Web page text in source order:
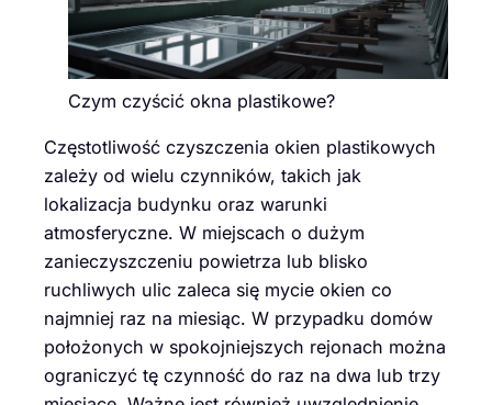
Czym czyścić okna plastikowe?
Częstotliwość czyszczenia okien plastikowych
zależy od wielu czynników, takich jak
lokalizacja budynku oraz warunki
atmosferyczne. W miejscach o dużym
zanieczyszczeniu powietrza lub blisko
ruchliwych ulic zaleca się mycie okien co
najmniej raz na miesiąc. W przypadku domów
położonych w spokojniejszych rejonach można
ograniczyć tę czynność do raz na dwa lub trzy